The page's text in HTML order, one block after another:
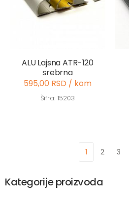
ALU Lajsna ATR-120
srebrna
595,00 RSD / kom
Šifra: 15203
1 2 3
Kategorije proizvoda